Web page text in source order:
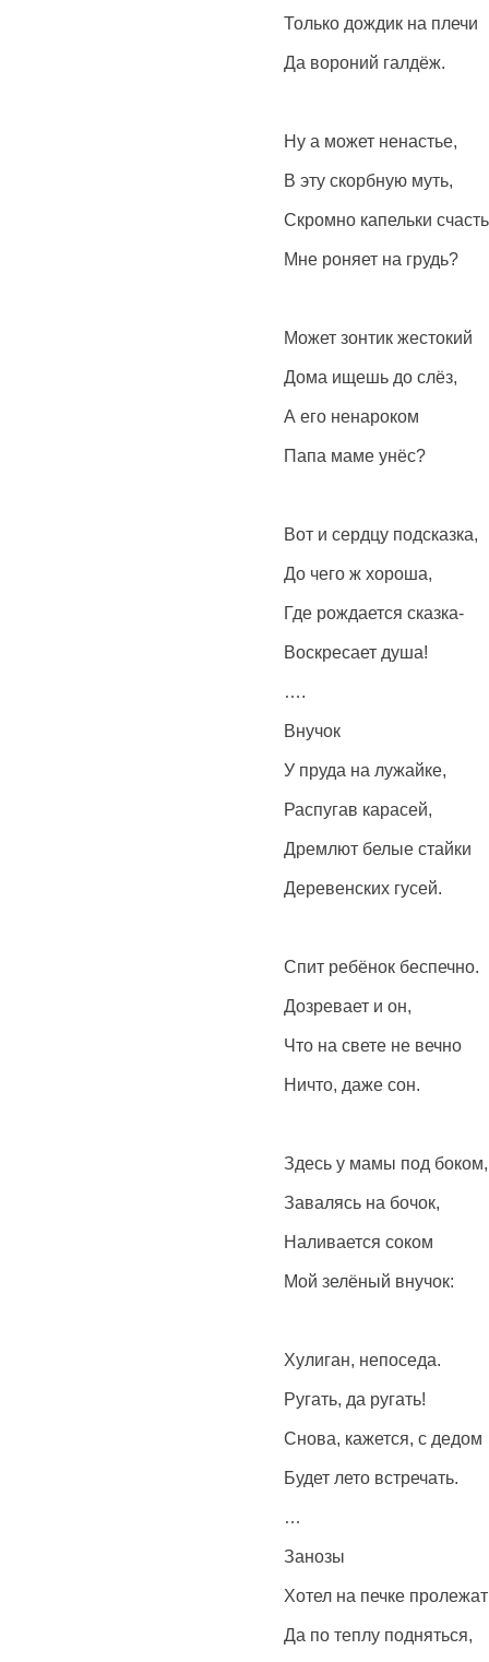
Только дождик на плечи
Да вороний галдёж.
Ну а может ненастье,
В эту скорбную муть,
Скромно капельки
Мне роняет на грудь?
Может зонтик жестокий
Дома ищешь до слёз,
А его ненароком
Папа маме унёс?
Вот и сердцу подсказка,
До чего ж хороша,
Где рождается сказка-
Воскресает душа!
Внучок
У пруда на лужайке,
Распугав карасей,
Дремлют белые стайки
Деревенских гусей.
Спит ребёнок беспечно.
Дозревает и он,
Что на свете не вечно
Ничто, даже сон.
Здесь у мамы под боком,
Завалясь на бочок,
Наливается соком
Мой зелёный внучок:
Хулиган, непоседа.
Ругать, да ругать!
Снова, кажется, с дедом
Будет лето встречать.
Занозы
Хотел на печке
Да по теплу подняться,